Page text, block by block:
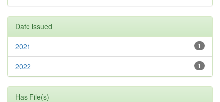
Date issued
1
2021
1
2022
Has File(s)